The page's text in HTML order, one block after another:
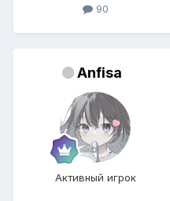
90
Anfisa
Активный игрок